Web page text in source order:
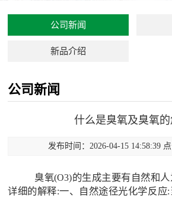
公司新闻
新品介绍
公司新闻
什么是臭氧及臭氧
发布时间：2026-04-15 14:58:39
臭氧(O3)的生成主要有自然和人
详细的解释:一、自然途径光化学反应